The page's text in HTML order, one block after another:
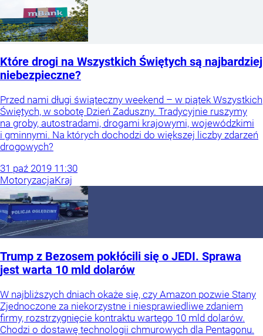
Które drogi na Wszystkich Świętych są najbardziej
niebezpieczne?
Przed nami długi świąteczny weekend – w piątek Wszystkich
Świętych, w sobotę Dzień Zaduszny. Tradycyjnie ruszymy
na groby, autostradami, drogami krajowymi, wojewódzkimi
i gminnymi. Na których dochodzi do większej liczby zdarzeń
drogowych?
31 paź 2019 11:30
MotoryzacjaKraj
Trump z Bezosem pokłócili się o JEDI. Sprawa
jest warta 10 mld dolarów
W najbliższych dniach okaże się, czy Amazon pozwie Stany
Zjednoczone za niekorzystne i niesprawiedliwe zdaniem
firmy, rozstrzygnięcie kontraktu wartego 10 mld dolarów.
Chodzi o dostawę technologii chmurowych dla Pentagonu.